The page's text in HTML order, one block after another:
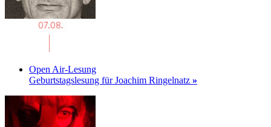
Open Air-Lesung
Geburtstagslesung für Joachim Ringelnatz »